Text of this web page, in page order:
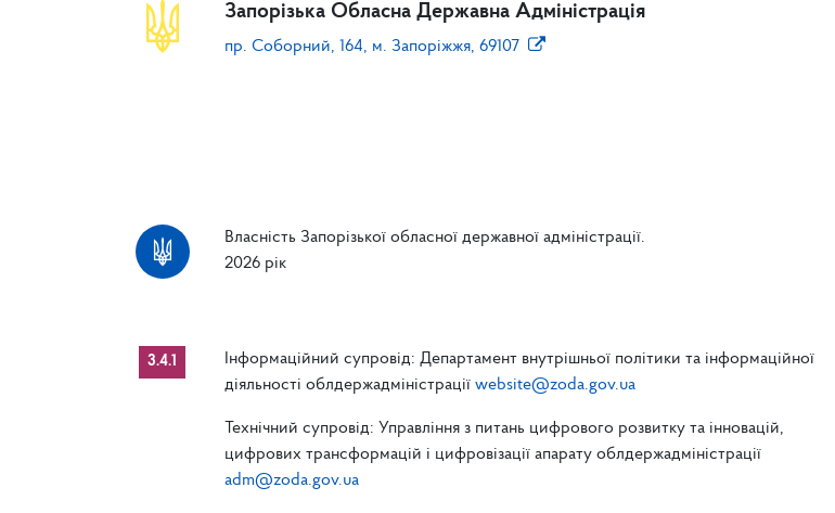
Запорізька Обласна Державна Адміністрація
пр. Соборний, 164, м. Запоріжжя, 69107
Власність Запорізької обласної державної адміністрації.
2026 рік
3.4.1
Інформаційний супровід: Департамент внутрішньої політики та інформаційної
діяльності облдержадміністрації website@zoda.gov.ua
Технічний супровід: Управління з питань цифрового розвитку та інновацій,
цифрових трансформацій і цифровізації апарату облдержадміністрації
adm@zoda.gov.ua